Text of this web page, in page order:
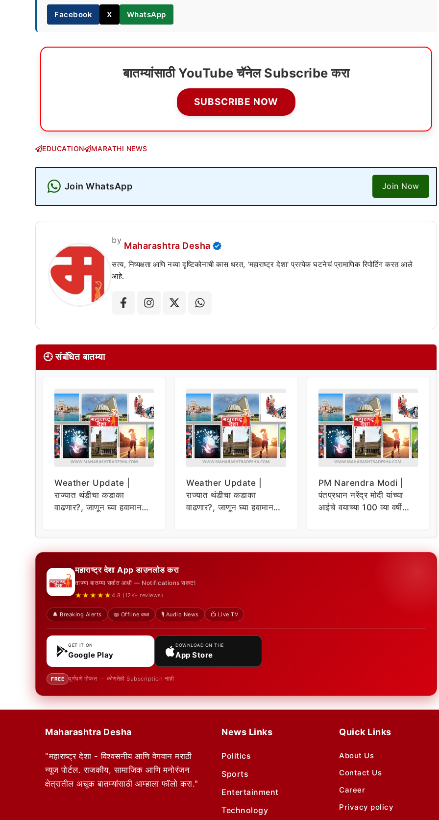
Facebook X WhatsApp
बातम्यांसाठी YouTube चॅनेल Subscribe करा
SUBSCRIBE NOW
EDUCATION MARATHI NEWS
Join WhatsApp Join Now
by
Maharashtra Desha
सत्य, निष्पक्षता आणि नव्या दृष्टिकोनाची कास धरत, 'महाराष्ट्र देशा' प्रत्येक घटनेचं प्रामाणिक रिपोर्टिंग करत आले
आहे.
🕘 संबंधित बातम्या
Weather Update |
राज्यात थंडीचा कडाका
वाढणार?, जाणून घ्या हवामान
Weather Update |
राज्यात थंडीचा कडाका
वाढणार?, जाणून घ्या हवामान
PM Narendra Modi |
पंतप्रधान नरेंद्र मोदी यांच्या
आईचे वयाच्या 100 व्या वर्षी
महाराष्ट्र देशा App डाउनलोड करा
ताज्या बातम्या सर्वात आधी — Notifications सकट!
★★★★★ 4.8 (12K+ reviews)
🔔 Breaking Alerts 📖 Offline वाचा 🎙️ Audio News 📺 Live TV
GET IT ON
Google Play
DOWNLOAD ON THE
App Store
FREE पूर्णपणे मोफत — कोणतेही Subscription नाही
Maharashtra Desha
"महाराष्ट्र देशा - विश्वसनीय आणि वेगवान मराठी
न्यूज पोर्टल. राजकीय, सामाजिक आणि मनोरंजन
क्षेत्रातील अचूक बातम्यांसाठी आम्हाला फॉलो करा."
News Links
Politics
Sports
Entertainment
Technology
Quick Links
About Us
Contact Us
Career
Privacy policy